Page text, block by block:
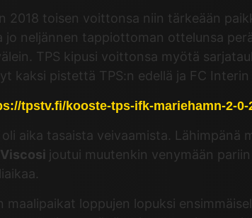
2018 toisen voittonsa niin tärkeään
jo neljännen tappiottoman ottelunsa
TPS kipusi voittonsa myötä
kaksi pistettä TPS:n edellä ja FC
tpstv.fi/kooste-tps-ifk-mariehamn-2-0-
aika tasaista veivaamista. Lähimpänä
joutui muutenkin venymään
maalipaikat loppujen lopuksi